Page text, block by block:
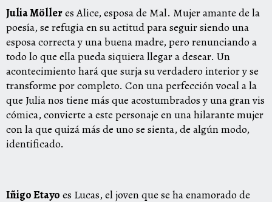
Julia Mölleres Alice, esposa de Mal. Mujer amante de la
poesía, se refugia en su actitud para seguir siendo una
esposa correcta y una buena madre, pero renunciando a
todo lo que ella pueda siquiera llegar a desear. Un
acontecimiento hará que surja su verdadero interior y se
transforme por completo. Con una perfección vocal a la
que Julia nos tiene más que acostumbrados y una gran vis
cómica, convierte a este personaje en una hilarante mujer
con la que quizá más de uno se sienta, de algún modo,
identificado.
Iñigo Etayo es Lucas, el joven que se ha enamorado de